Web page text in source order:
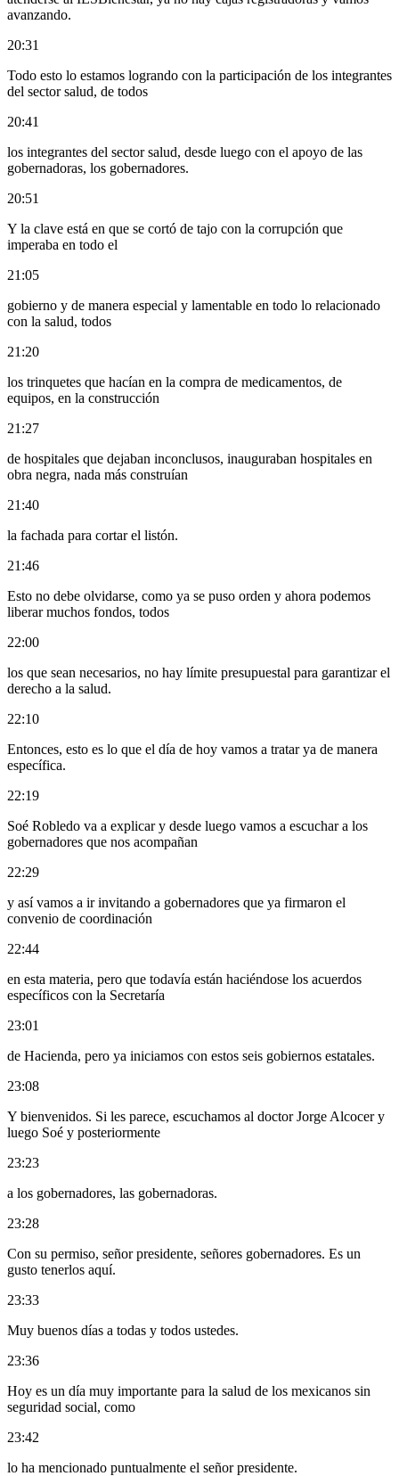
avanzando.
20:31
Todo esto lo estamos logrando con la participación de los integrantes
del sector salud, de todos
20:41
los integrantes del sector salud, desde luego con el apoyo de las
gobernadoras, los gobernadores.
20:51
Y la clave está en que se cortó de tajo con la corrupción que
imperaba en todo el
21:05
gobierno y de manera especial y lamentable en todo lo relacionado
con la salud, todos
21:20
los trinquetes que hacían en la compra de medicamentos, de
equipos, en la construcción
21:27
de hospitales que dejaban inconclusos, inauguraban hospitales en
obra negra, nada más construían
21:40
la fachada para cortar el listón.
21:46
Esto no debe olvidarse, como ya se puso orden y ahora podemos
liberar muchos fondos, todos
22:00
los que sean necesarios, no hay límite presupuestal para garantizar el
derecho a la salud.
22:10
Entonces, esto es lo que el día de hoy vamos a tratar ya de manera
específica.
22:19
Soé Robledo va a explicar y desde luego vamos a escuchar a los
gobernadores que nos acompañan
22:29
y así vamos a ir invitando a gobernadores que ya firmaron el
convenio de coordinación
22:44
en esta materia, pero que todavía están haciéndose los acuerdos
específicos con la Secretaría
23:01
de Hacienda, pero ya iniciamos con estos seis gobiernos estatales.
23:08
Y bienvenidos. Si les parece, escuchamos al doctor Jorge Alcocer y
luego Soé y posteriormente
23:23
a los gobernadores, las gobernadoras.
23:28
Con su permiso, señor presidente, señores gobernadores. Es un
gusto tenerlos aquí.
23:33
Muy buenos días a todas y todos ustedes.
23:36
Hoy es un día muy importante para la salud de los mexicanos sin
seguridad social, como
23:42
lo ha mencionado puntualmente el señor presidente.